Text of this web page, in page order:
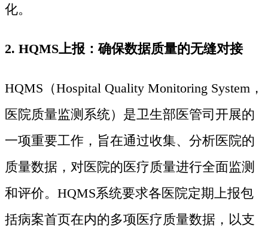
化。
2. HQMS上报：确保数据质量的无缝对接
HQMS（Hospital Quality Monitoring System，
医院质量监测系统）是卫生部医管司开展的
一项重要工作，旨在通过收集、分析医院的
质量数据，对医院的医疗质量进行全面监测
和评价。HQMS系统要求各医院定期上报包
括病案首页在内的多项医疗质量数据，以支